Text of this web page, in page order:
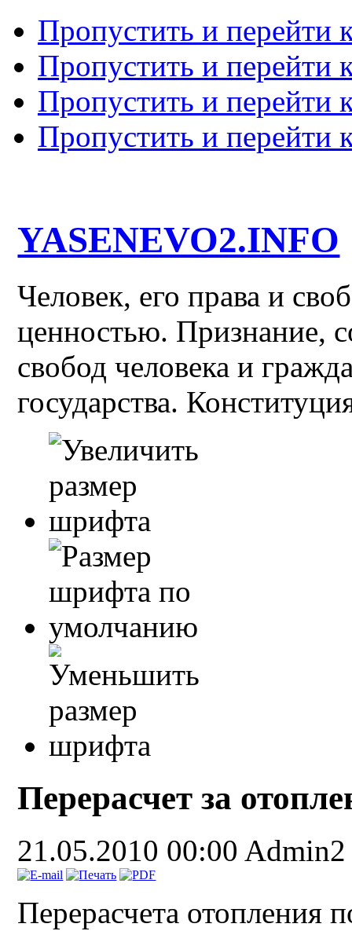
Пропустить и перейти
Пропустить и перейти
Пропустить и перейти
Пропустить и перейти
YASENEVO2.INFO
Человек, его права и
ценностью. Признание,
свобод человека и
государства.
Перерасчет за
21.05.2010 00:00 Admin2
Перерасчета отопления